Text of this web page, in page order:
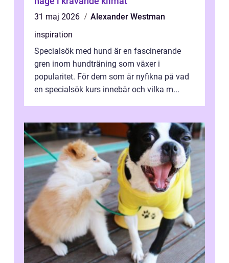
31 maj 2026
Alexander Westman
inspiration
Specialsök med hund är en fascinerande
gren inom hundträning som växer i
popularitet. För dem som är nyfikna på vad
en specialsök kurs innebär och vilka m...